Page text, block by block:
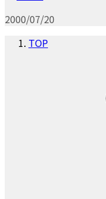
2000/07/20
TOP